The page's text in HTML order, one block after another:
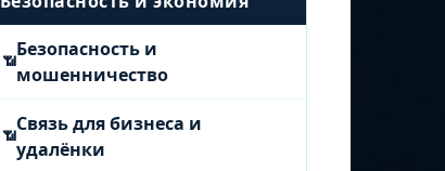
Безопасность и
мошенничество
Связь для бизнеса и
удалёнки